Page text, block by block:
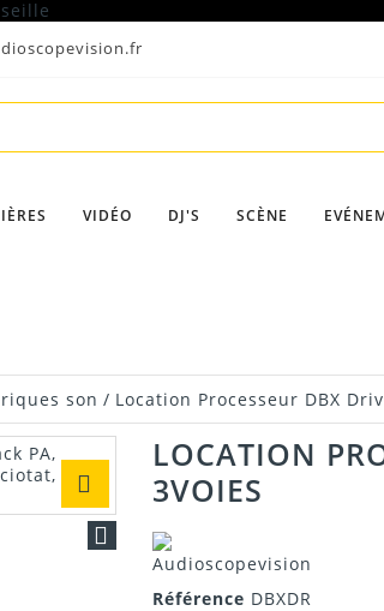
VIDÉO DJ'S SCÈNE
son / Location Processeur DBX
LOCATION
3VOIES
Référence DBXDR